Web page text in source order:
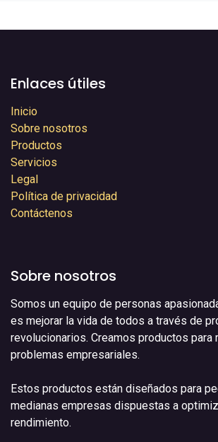
Enlaces útiles
Inicio
Sobre nosotros
Productos
Servicios
Legal
Política de privacidad
Contáctenos
Sobre nosotros
Somos un equipo de personas
es mejorar la vida de todos a través de
revolucionarios. Creamos productos para
problemas empresariales.
Estos productos están diseñados para
medianas empresas dispuestas a
rendimiento.